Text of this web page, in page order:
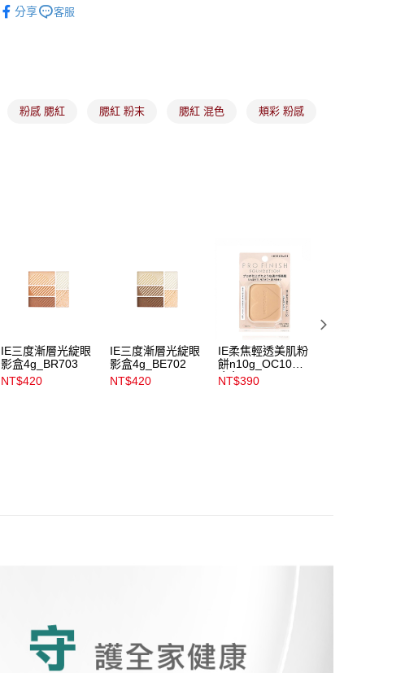
2.付款方式選擇「大哥付你分期」，訂單成立後會自動跳轉到大哥付的交易
流程，驗證手機門號後，選擇欲分期的期數、繳款截止日，確認付款後即
【繳款方式說明】
2.基於同意付款使用「大哥付你分期」之契約關係目的，商店將以您的個人
資料（包含姓名、電話或地址）提供予台灣大哥大進項蒐集、處理及利
用，由本公司與您本人進行分期帳單所需資料之確認、核對及更正。
3.完整用戶服務條款，請詳閱以下連結：
https://oppay.tw/userRule
每筆NT$100，滿NT$899(含以上)免運費
每筆NT$300，滿NT$3,000(含以上)免運費
付款後門市自取
分享
客服
粉感 腮紅 腮紅 粉末 腮紅 混色 頰彩 粉感
IE三度漸層光綻眼
影盒4g_BR703
NT$420
IE三度漸層光綻眼
影盒4g_BE702
NT$420
IE柔焦輕透美肌粉
餅n10g_OC10明
亮色
NT$390